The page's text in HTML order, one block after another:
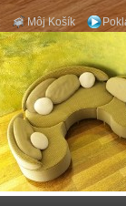
Môj Košík